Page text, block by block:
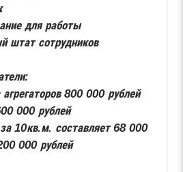
для работы
штат сотрудников
800 000 рублей
000 рублей
10кв.м. составляет 68 000
000 рублей